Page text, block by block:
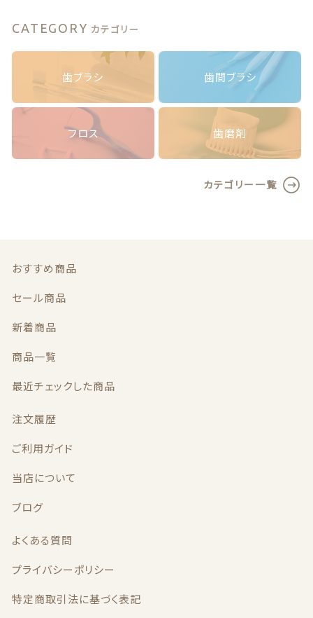
ク
ミ
ア
ム
ス
0
個
CATEGORY カテゴリー
歯ブラシ 歯間ブラシ
フロス 歯磨剤
カテゴリー一覧
おすすめ商品
セール商品
新着商品
商品一覧
最近チェックした商品
注文履歴
ご利用ガイド
当店について
ブログ
よくある質問
プライバシーポリシー
特定商取引法に基づく表記
© 2020 ハミガキ広場
（障がい福祉事業 就労継続支援B型事業所）